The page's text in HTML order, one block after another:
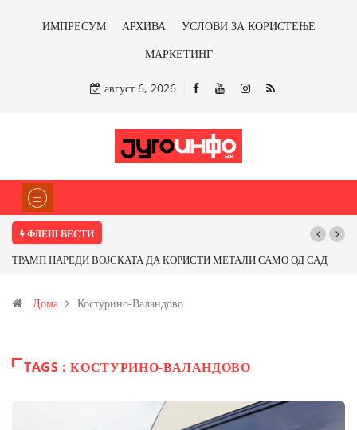
ИМПРЕСУМ АРХИВА
УСЛОВИ ЗА КОРИСТЕЊЕ
МАРКЕТИНГ
август 6, 2026
ФЛЕШ ВЕСТИ
ТРАМП НАРЕДИ ВОЈСКАТА ДА КОРИСТИ МЕТАЛИ САМО ОД САД
Иловица и со антимонот?
Дома Костурино-Валандово
TAGS : КОСТУРИНО-ВАЛАНДОВО